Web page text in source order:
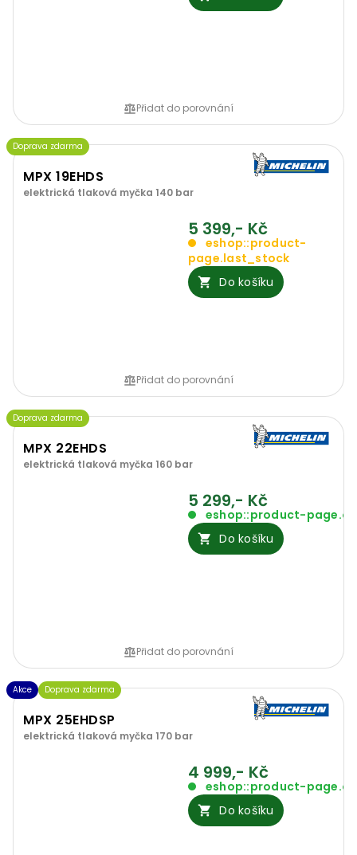
Přidat do porovnání
Doprava zdarma
MPX 19EHDS
elektrická tlaková myčka 140 bar
5 399,- Kč
eshop::product-
page.last_stock
Do košíku
Přidat do porovnání
Doprava zdarma
MPX 22EHDS
elektrická tlaková myčka 160 bar
5 299,- Kč
eshop::product-
Do košíku
Přidat do porovnání
Akce Doprava zdarma
MPX 25EHDSP
elektrická tlaková myčka 170 bar
4 999,- Kč
eshop::product-
Do košíku